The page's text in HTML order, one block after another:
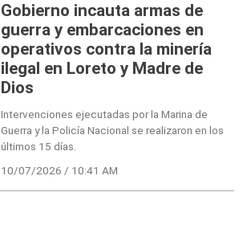
Gobierno incauta armas de
guerra y embarcaciones en
operativos contra la minería
ilegal en Loreto y Madre de
Dios
Intervenciones ejecutadas por la Marina de
Guerra y la Policía Nacional se realizaron en los
últimos 15 días.
10/07/2026 / 10:41 AM